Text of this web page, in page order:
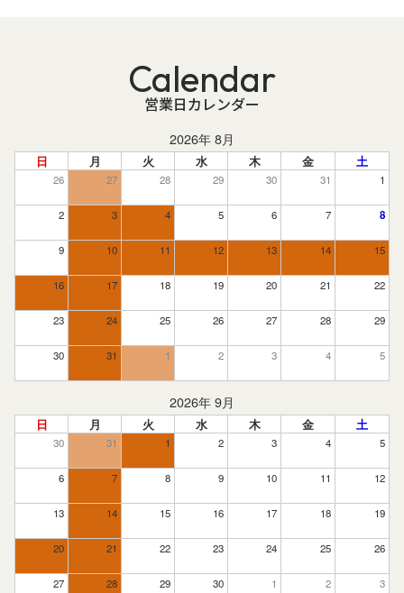
Calendar
営業日カレンダー
2026年 8月
日 月 火 水 木 金 土
26 27 28 29 30 31 1
2 3 4 5 6 7 8
9 10 11 12 13 14 15
16 17 18 19 20 21 22
23 24 25 26 27 28 29
30 31 1 2 3 4 5
2026年 9月
日 月 火 水 木 金 土
30 31 1 2 3 4 5
6 7 8 9 10 11 12
13 14 15 16 17 18 19
20 21 22 23 24 25 26
27 28 29 30 1 2 3